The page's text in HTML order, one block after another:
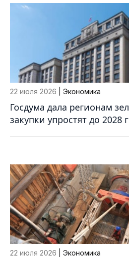
22 июля 2026 | Экономика
Госдума дала регионам
закупки упростят до 2028
22 июля 2026 | Экономика